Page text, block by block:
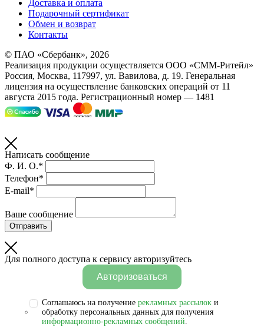
Доставка и оплата
Подарочный сертификат
Обмен и возврат
Контакты
© ПАО «Сбербанк», 2026
Реализация продукции осуществляется ООО «СММ-Ритейл»
Россия, Москва, 117997, ул. Вавилова, д. 19. Генеральная
лицензия на осуществление банковских операций от 11
августа 2015 года. Регистрационный номер — 1481
Написать сообщение
Ф. И. О.*
Телефон*
E-mail*
Ваше сообщение
Отправить
Для полного доступа к сервису авторизуйтесь
Авторизоваться
Соглашаюсь на получениерекламных рассылок и
обработку персональных данных для получения
информационно-рекламных сообщений